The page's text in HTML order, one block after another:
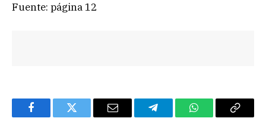
Fuente: página 12
FacebookTwitter Email TelegramWhatsAppCopy